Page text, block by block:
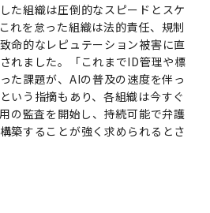
た組織は圧倒的なスピードとスケ
れを怠った組織は法的責任、規制
命的なレピュテーション被害に直
れました。「これまでID管理や標
た課題が、AIの普及の速度を伴っ
いう指摘もあり、各組織は今すぐ
の監査を開始し、持続可能で弁護
築することが強く求められるとさ